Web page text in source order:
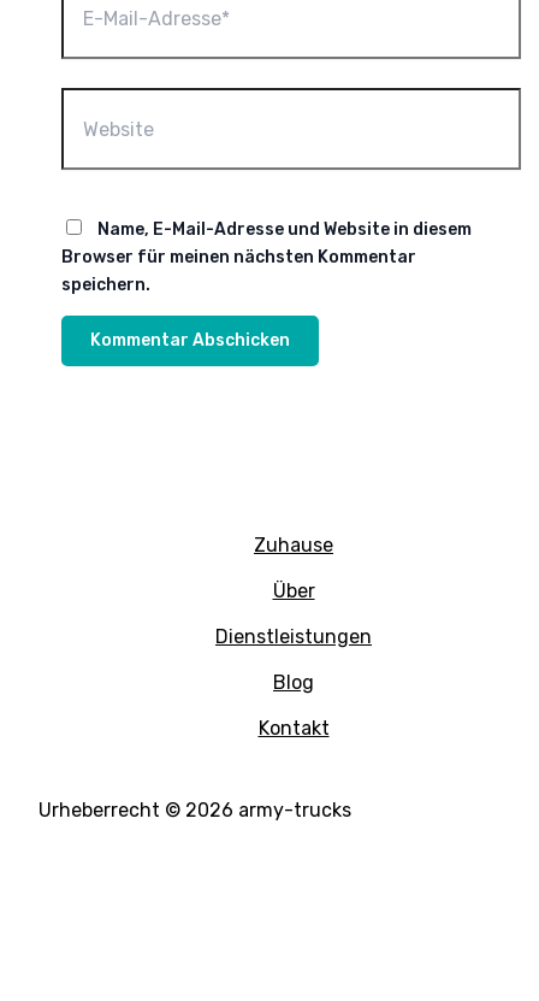
Mail-
Name, E-Mail-Adresse und Website in diesem
Browser für meinen nächsten Kommentar
speichern.
Zuhause
Über
Dienstleistungen
Blog
Kontakt
Urheberrecht © 2026 army-trucks